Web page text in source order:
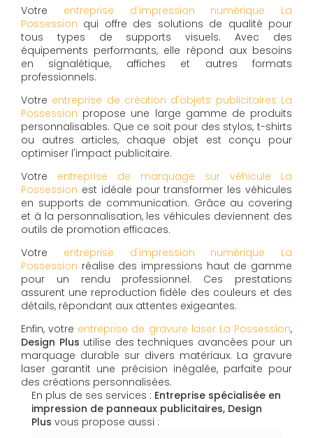
Votre entreprise d'impression numérique La
Possession qui offre des solutions de qualité pour
tous types de supports visuels. Avec des
équipements performants, elle répond aux besoins
en signalétique, affiches et autres formats
professionnels.
Votre entreprise de création d'objets publicitaires La
Possession propose une large gamme de produits
personnalisables. Que ce soit pour des stylos, t-shirts
ou autres articles, chaque objet est conçu pour
optimiser l'impact publicitaire.
Votre entreprise de marquage sur véhicule La
Possession est idéale pour transformer les véhicules
en supports de communication. Grâce au covering
et à la personnalisation, les véhicules deviennent des
outils de promotion efficaces.
Votre entreprise d'impression numérique La
Possession réalise des impressions haut de gamme
pour un rendu professionnel. Ces prestations
assurent une reproduction fidèle des couleurs et des
détails, répondant aux attentes exigeantes.
Enfin, votre entreprise de gravure laser La Possession,
Design Plus utilise des techniques avancées pour un
marquage durable sur divers matériaux. La gravure
laser garantit une précision inégalée, parfaite pour
des créations personnalisées.
En plus de ses services : Entreprise spécialisée en
impression de panneaux publicitaires, Design
Plus vous propose aussi :